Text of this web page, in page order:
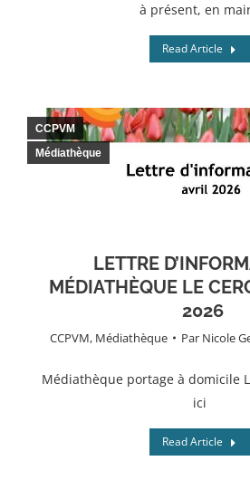
à présent, en
Read Article
LETTRE
MÉDIATHÈQUE LE
2026
CCPVM, Médiathèque Par Nicole
CCPVM
Médiathèque
Médiathèque portage à domicile
ici
Read Article